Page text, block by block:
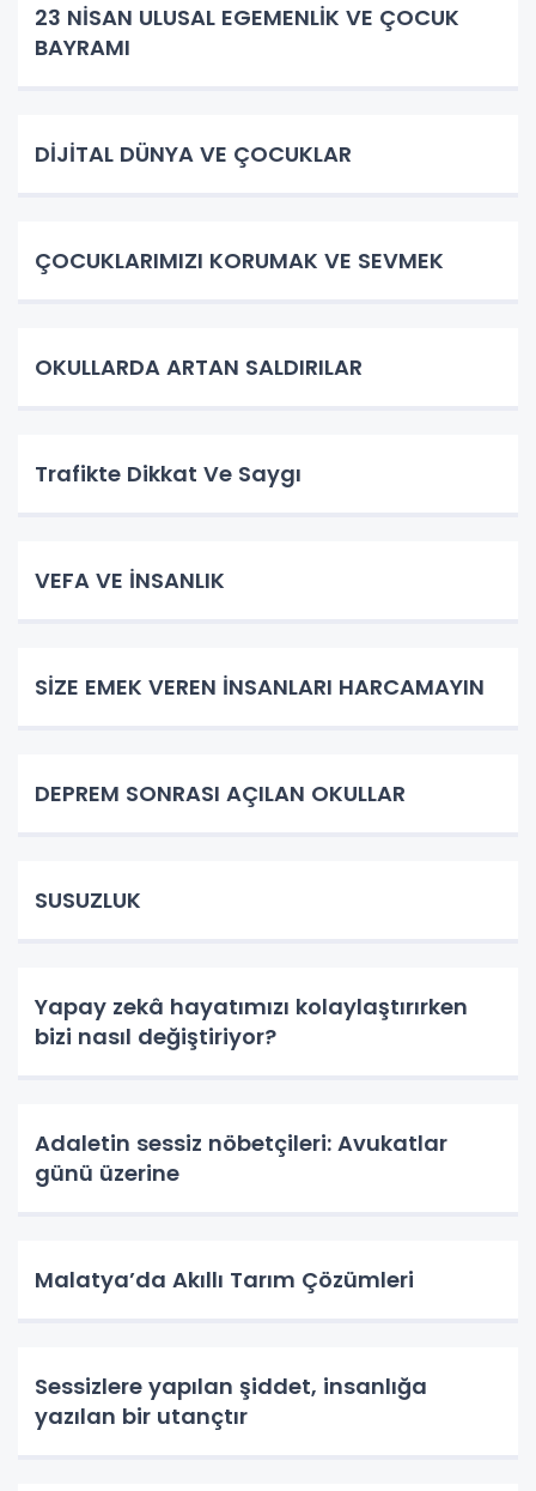
23 NİSAN ULUSAL EGEMENLİK VE ÇOCUK
BAYRAMI
DİJİTAL DÜNYA VE ÇOCUKLAR
ÇOCUKLARIMIZI KORUMAK VE SEVMEK
OKULLARDA ARTAN SALDIRILAR
Trafikte Dikkat Ve Saygı
VEFA VE İNSANLIK
SİZE EMEK VEREN İNSANLARI HARCAMAYIN
DEPREM SONRASI AÇILAN OKULLAR
SUSUZLUK
Yapay zekâ hayatımızı kolaylaştırırken
bizi nasıl değiştiriyor?
Adaletin sessiz nöbetçileri: Avukatlar
günü üzerine
Malatya’da Akıllı Tarım Çözümleri
Sessizlere yapılan şiddet, insanlığa
yazılan bir utançtır